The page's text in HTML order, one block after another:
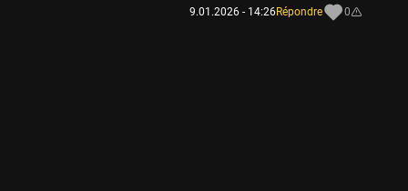
9.01.2026 - 14:26Répondre 0